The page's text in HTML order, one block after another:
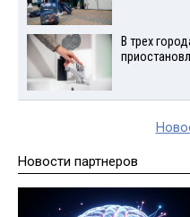
В трех
Новости партнеров